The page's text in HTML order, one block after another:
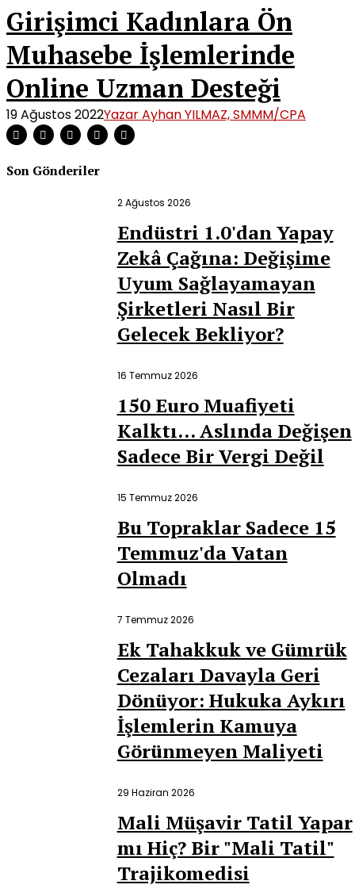
Girişimci Kadınlara Ön
Muhasebe İşlemlerinde
Online Uzman Desteği
19 Ağustos 2022Yazar Ayhan YILMAZ, SMMM/CPA
Son Gönderiler
2 Ağustos 2026
Endüstri 1.0'dan Yapay
Zekâ Çağına: Değişime
Uyum Sağlayamayan
Şirketleri Nasıl Bir
Gelecek Bekliyor?
16 Temmuz 2026
150 Euro Muafiyeti
Kalktı… Aslında Değişen
Sadece Bir Vergi Değil
15 Temmuz 2026
Bu Topraklar Sadece 15
Temmuz'da Vatan
Olmadı
7 Temmuz 2026
Ek Tahakkuk ve Gümrük
Cezaları Davayla Geri
Dönüyor: Hukuka Aykırı
İşlemlerin Kamuya
Görünmeyen Maliyeti
29 Haziran 2026
Mali Müşavir Tatil Yapar
mı Hiç? Bir "Mali Tatil"
Trajikomedisi